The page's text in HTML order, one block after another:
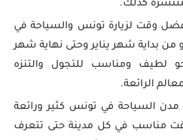
منتشرة كذلك.
وقت لزيارة تونس والسياحة في
بداية شهر يناير وحتى نهاية شهر
لطيف ومناسب للتجول والتنزه
الرائعة.
مدن السياحة في تونس كثير ورائعة
مناسب في كل مدينة حتى تتعرف